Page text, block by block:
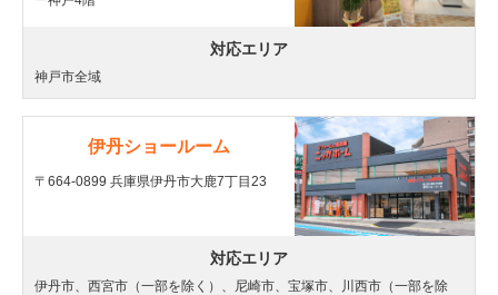
対応エリア
神戸市全域
伊丹ショールーム
〒664-0899 兵庫県伊丹市大鹿7丁目23
対応エリア
伊丹市、西宮市（一部を除く）、尼崎市、宝塚市、川西市（一部を除